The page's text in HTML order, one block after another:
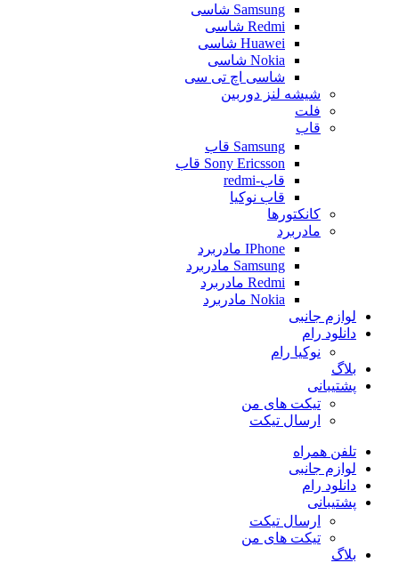
Samsung شاسی
Redmi شاسی
Huawei شاسی
Nokia شاسی
شاسی اچ تی سی
شیشه لنز دوربین
فلت
قاب
Samsung قاب
Sony Ericsson قاب
قاب-redmi
قاب نوکیا
کانکتورها
مادربرد
IPhone مادربرد
Samsung مادربرد
Redmi مادربرد
Nokia مادربرد
لوازم جانبی
دانلود رام
نوکیا رام
بلاگ
پشتیبانی
تیکت های من
ارسال تیکت
تلفن همراه
لوازم جانبی
دانلود رام
پشتیبانی
ارسال تیکت
تیکت های من
بلاگ